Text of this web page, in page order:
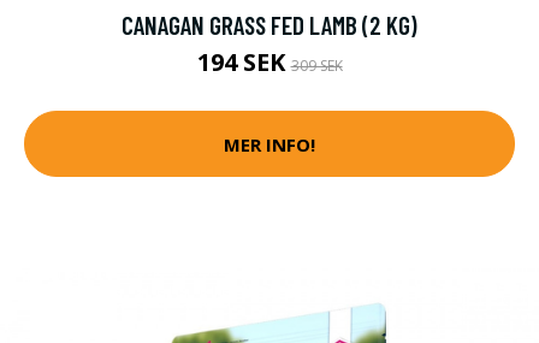
CANAGAN GRASS FED LAMB (2 KG)
194 SEK309 SEK
MER INFO!